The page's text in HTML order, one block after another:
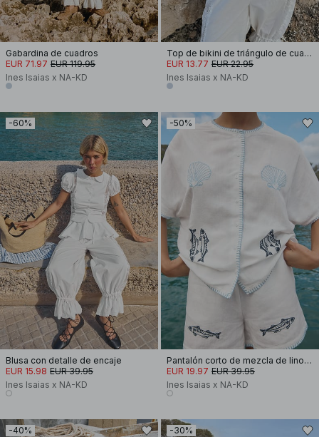
Gabardina de cuadros
EUR 71.97 EUR 119.95
Ines Isaias x NA-KD
Top de bikini de triángulo de cuadros
EUR 13.77 EUR 22.95
Ines Isaias x NA-KD
-60%
Blusa con detalle de encaje
EUR 15.98 EUR 39.95
Ines Isaias x NA-KD
-50%
Pantalón corto de mezcla de lino con detalle bordado
EUR 19.97 EUR 39.95
Ines Isaias x NA-KD
-40% -30%